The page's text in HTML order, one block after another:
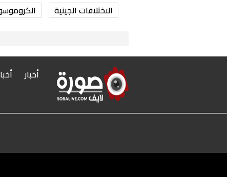
الاختلافات الجينية
أخبار